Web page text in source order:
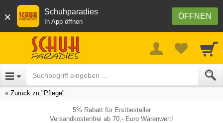
× ÖFFNEN
Schuhparadies
In App öffnen
Zurück zu "Pflege"
5% Rabatt für Erstbesteller
Versandkostenfrei ab 70,- Euro Warenwert!